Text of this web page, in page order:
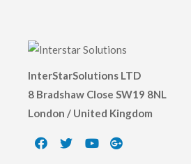
InterStarSolutions LTD
8 Bradshaw Close SW19 8NL
London / United Kingdom